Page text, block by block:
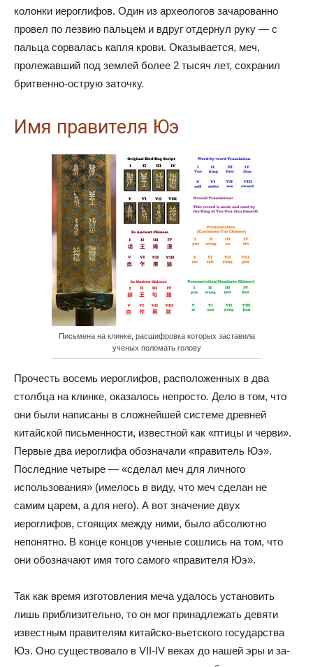
колонки иероглифов. Один из археологов зачарованно
провел по лезвию пальцем и вдруг отдернул руку — с
пальца сорвалась капля крови. Оказывается, меч,
пролежавший под землей более 2 тысяч лет, сохранил
бритвенно-острую заточку.
Имя правителя Юэ
Письмена на клинке, расшифровка которых заставила
ученых поломать голову
Прочесть восемь иероглифов, расположенных в два
столбца на клинке, оказалось непросто. Дело в том, что
они были написаны в сложнейшей системе древней
китайской письменности, известной как «птицы и черви».
Первые два иероглифа обозначали «правитель Юэ».
Последние четыре — «сделал меч для личного
использования» (имелось в виду, что меч сделан не
самим царем, а для него). А вот значение двух
иероглифов, стоящих между ними, было абсолютно
непонятно. В конце концов ученые сошлись на том, что
они обозначают имя того самого «правителя Юэ».
Так как время изготовления меча удалось установить
лишь приблизительно, то он мог принадлежать девяти
известным правителям китайско-вьетского государства
Юэ. Оно существовало в VII-IV веках до нашей эры и за-